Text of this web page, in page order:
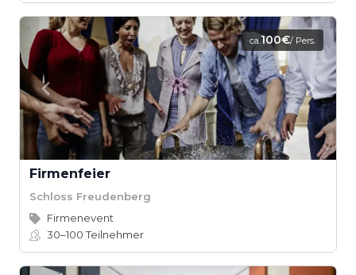
ca.100€/ Pers.
Firmenfeier
Schloss Freudenberg
Firmenevent
30–100Teilnehmer